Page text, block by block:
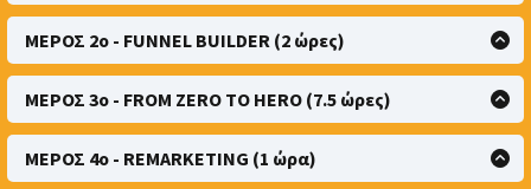
ΚΑΛΩΣΟΡΙΣΜΑ
ΨΗΦΙΑΚΑ ΠΡΟΪΟΝΤΑ
ΚΑΤΗΓΟΡΙΕΣ ΨΗΦΙΑΚΩΝ ΠΡΟΪΟΝΤΩΝ
FUNNELS
Η ΕΥΚΑΙΡΙΑ
ΜΕΡΟΣ 2ο - FUNNEL BUILDER (2 ώρες)
ΤΙ ΕΙΝΑΙ ΕΝΑΣ FUNNEL BUILDER
ΔΗΜΙΟΥΡΓΙΑ ΛΟΓΑΡΙΑΣΜΟΥ
ΤΟ 1ο ΜΑΣ FUNNEL
ΜΑΘΑΙΝΩ ΤΟΝ EDITOR
ΜΕΡΟΣ 3ο - FROM ZERO TO HERO (7.5 ώρες)
ΠΩΣ ΒΡΙΣΚΩ ΤΟ ΨΗΦΙΑΚΟ ΠΡΟΪΟΝ
Η ΛΟΓΙΚΗ ΤΗΣ ΑΠΟΦΑΣΗΣ
ΜΕΡΟΣ 4ο - REMARKETING (1 ώρα)